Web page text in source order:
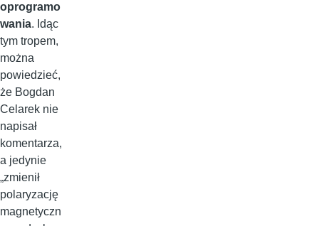
oprogramo
wania. Idąc
tym tropem,
można
powiedzieć,
że Bogdan
Celarek nie
napisał
komentarza,
a jedynie
„zmienił
polaryzację
magnetyczn